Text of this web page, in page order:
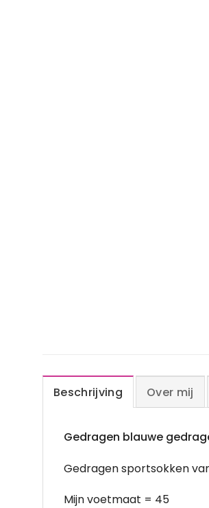
Beschrijving Over mij
Gedragen blauwe
Gedragen sportsokken
Mijn voetmaat = 45